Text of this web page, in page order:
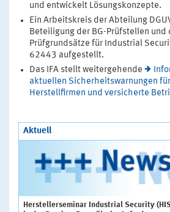
und entwickelt Lösungskonzepte.
Ein Arbeitskreis der Abteilung
Beteiligung der BG-Prüfstellen und
Prüfgrundsätze für Industrial
62443 aufgestellt.
Das IFA stellt weitergehende
aktuellen Sicherheitswarnungen
Herstellfirmen und versicherte
Aktuell
Herstellerseminar Industrial Security